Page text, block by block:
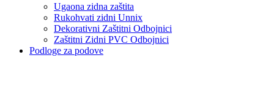
Ugaona zidna zaštita
Rukohvati zidni Unnix
Dekorativni Zaštitni Odbojnici
Zaštitni Zidni PVC Odbojnici
Podloge za podove